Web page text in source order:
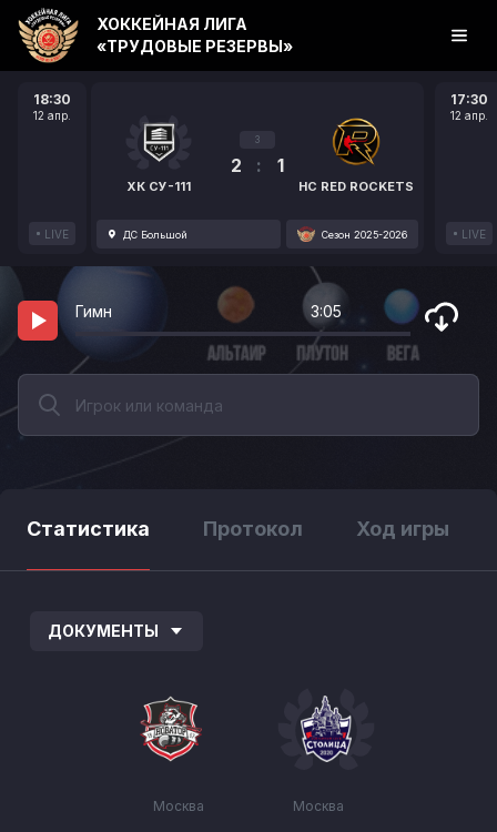
18:30
12 апр.
LIVE
ХК СУ-111
3
2 : 1
HC RED ROCKETS
ДС Большой Сезон 2025-2026
17:30
12 апр.
LIVE
ХОККЕЙНАЯ ЛИГА
«ТРУДОВЫЕ РЕЗЕРВЫ»
Гимн 3:05
Статистика Протокол Ход игры
ДОКУМЕНТЫ
Москва Москва